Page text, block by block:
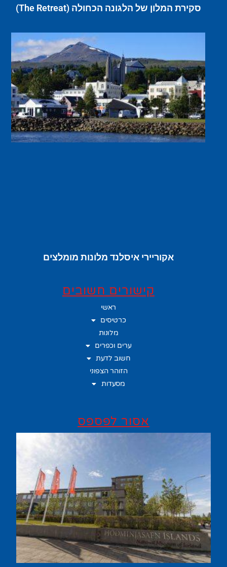
סקירת המלון של הלגונה הכחולה (The Retreat)
אקוריירי איסלנד מלונות מומלצים
קישורים חשובים
ראשי
כרטיסים
מלונות
ערים וכפרים
חשוב לדעת
הזוהר הצפוני
מסעדות
אסור לפספס